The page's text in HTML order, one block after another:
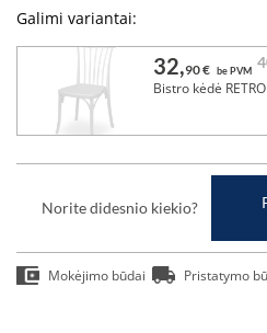
Galimi variantai:
32,90 € be PVM
Bistro kėdė
Norite didesnio kiekio?
Mokėjimo būdai Pristatymo